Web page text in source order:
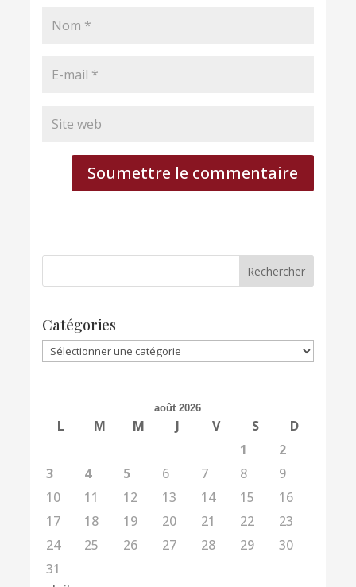
Soumettre le commentaire
Catégories
Catégories
août 2026
L M M J V S
D
1
2
3
4 5 6 7 8
9
10
11 12 13 14 15
16
17
18 19 20 21 22
23
24
25 26 27 28 29
30
31